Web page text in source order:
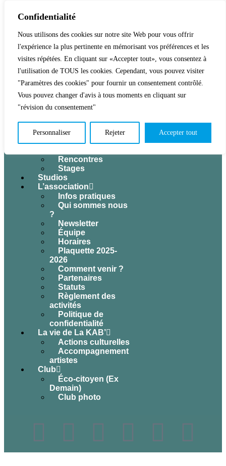
Confidentialité
Nous utilisons des cookies sur notre site Web pour vous offrir
l'expérience la plus pertinente en mémorisant vos préférences et les
visites répétées. En cliquant sur «Accepter tout», vous consentez à
l'utilisation de TOUS les cookies. Cependant, vous pouvez visiter
"Paramètres des cookies" pour fournir un consentement contrôlé.
Vous pouvez changer d'avis à tous moments en cliquant sur
"révision du consentement"
Personnaliser Rejeter Accepter tout
Accueil
Activités & Inscriptions
Billetterie
Tous les
événements
Concerts
Jeune public
Théâtre
Conférences
Rencontres
Stages
Studios
L’association
Infos pratiques
Qui sommes nous
?
Newsletter
Équipe
Horaires
Plaquette 2025-
2026
Comment venir ?
Partenaires
Statuts
Règlement des
activités
Politique de
confidentialité
La vie de La KAB’
Actions culturelles
Accompagnement
artistes
Club
Éco-citoyen (Ex
Demain)
Club photo